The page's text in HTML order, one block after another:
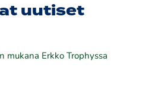
uutiset
mukana Erkko Trophyssa